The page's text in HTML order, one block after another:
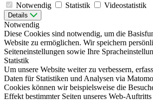
Notwendig
Statistik Videostatistik
Details
Notwendig
Diese Cookies sind notwendig, um die
Website zu ermöglichen. Wir speichern
Seiteneinstellungen sowie Ihre
Statistik
Um unsere Website weiter zu verbessern,
Daten für Statistiken und Analysen via
Cookies können wir beispielsweise die
Effekt bestimmter Seiten unseres Web-